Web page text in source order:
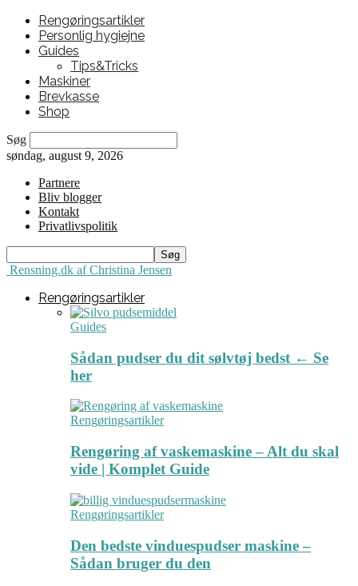
Rengøringsartikler
Personlig hygiejne
Guides
Tips&Tricks
Maskiner
Brevkasse
Shop
Søg
søndag, august 9, 2026
Partnere
Bliv blogger
Kontakt
Privatlivspolitik
Rensning.dk af Christina Jensen
Rengøringsartikler
Guides
Sådan pudser du dit sølvtøj bedst ← Se
her
Rengøringsartikler
Rengøring af vaskemaskine – Alt du skal
vide | Komplet Guide
Rengøringsartikler
Den bedste vinduespudser maskine –
Sådan bruger du den